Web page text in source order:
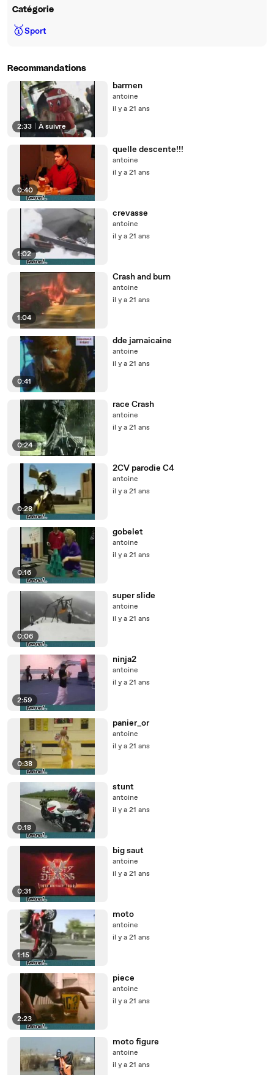
Catégorie
🥇Sport
Recommandations
2:33 À suivre
barmen
antoine
il y a 21 ans
0:40
quelle descente!!!
antoine
il y a 21 ans
1:02
crevasse
antoine
il y a 21 ans
1:04
Crash and burn
antoine
il y a 21 ans
0:41
dde jamaicaine
antoine
il y a 21 ans
0:24
race Crash
antoine
il y a 21 ans
0:28
2CV parodie C4
antoine
il y a 21 ans
0:16
gobelet
antoine
il y a 21 ans
0:06
super slide
antoine
il y a 21 ans
2:59
ninja2
antoine
il y a 21 ans
0:38
panier_or
antoine
il y a 21 ans
0:18
stunt
antoine
il y a 21 ans
0:31
big saut
antoine
il y a 21 ans
1:15
moto
antoine
il y a 21 ans
2:23
piece
antoine
il y a 21 ans
moto figure
antoine
il y a 21 ans